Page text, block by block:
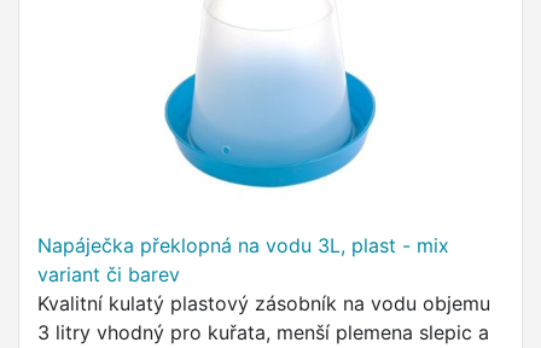
Napáječka překlopná na vodu 3L, plast - mix
variant či barev
Kvalitní kulatý plastový zásobník na vodu objemu
3 litry vhodný pro kuřata, menší plemena slepic a